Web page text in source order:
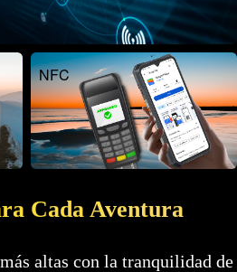
NFC
Cada Aventura
altas con la tranquilidad de